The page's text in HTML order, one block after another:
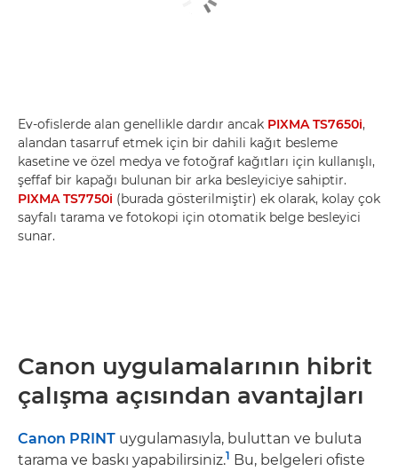
Ev-ofislerde alan genellikle dardır ancak PIXMA TS7650i,
alandan tasarruf etmek için bir dahili kağıt besleme
kasetine ve özel medya ve fotoğraf kağıtları için kullanışlı,
şeffaf bir kapağı bulunan bir arka besleyiciye sahiptir.
PIXMA TS7750i (burada gösterilmiştir) ek olarak, kolay çok
sayfalı tarama ve fotokopi için otomatik belge besleyici
sunar.
Canon uygulamalarının hibrit
çalışma açısından avantajları
Canon PRINT uygulamasıyla, buluttan ve buluta
tarama ve baskı yapabilirsiniz.1 Bu, belgeleri ofiste